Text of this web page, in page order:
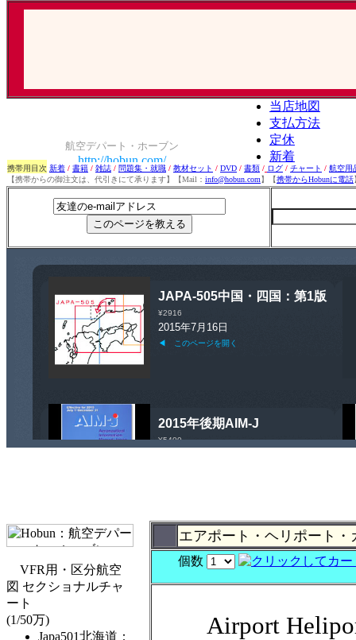
携帯用目次 新着 / 書籍 / 雑誌 / 問題集・就職 / 教材セット / DVD / 書類 / ログ / チャート / 航空用
【携帯からの御注文は、代引きにて承ります】【Mail： info@hobun.com】【携帯からHobunに電話
エアポート・ヘリポート・
個数
Airport